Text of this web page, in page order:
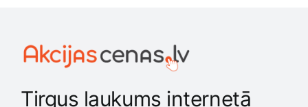
Tirgus laukums internetā